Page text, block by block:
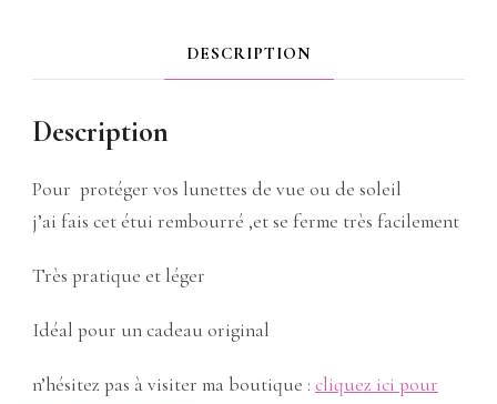
DESCRIPTION
Description
Pour protéger vos lunettes de vue ou de soleil
j’ai fais cet étui rembourré ,et se ferme très facilement
Très pratique et léger
Idéal pour un cadeau original
n’hésitez pas à visiter ma boutique : cliquez ici pour